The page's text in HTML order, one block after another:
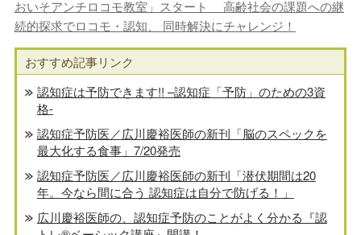
おいそアンチロコモ教室」スタート 高齢社会の課題への継
続的探求でロコモ・認知、 同時解決にチャレンジ！
おすすめ記事リンク
認知症は予防できます!! –認知症「予防」のための3資
格-
認知症予防医／広川慶裕医師の新刊「脳のスペックを
最大化する食事」7/20発売
認知症予防医／広川慶裕医師の新刊「潜伏期間は20
年。今なら間に合う 認知症は自分で防げる！」
広川慶裕医師の、認知症予防のことがよく分かる『認